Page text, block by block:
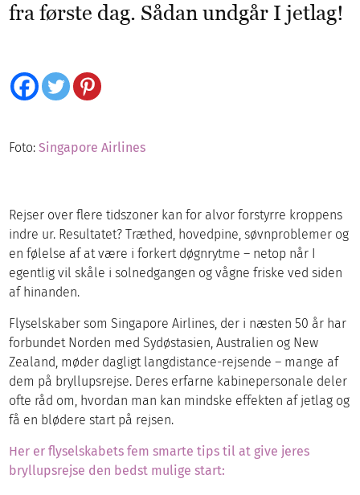
fra første dag. Sådan undgår I jetlag!
Foto:Singapore Airlines
Rejser over flere tidszoner kan for alvor forstyrre kroppens
indre ur. Resultatet? Træthed, hovedpine, søvnproblemer og
en følelse af at være i forkert døgnrytme – netop når I
egentlig vil skåle i solnedgangen og vågne friske ved siden
af hinanden.
Flyselskaber som Singapore Airlines, der i næsten 50 år har
forbundet Norden med Sydøstasien, Australien og New
Zealand, møder dagligt langdistance-rejsende – mange af
dem på bryllupsrejse. Deres erfarne kabinepersonale deler
ofte råd om, hvordan man kan mindske effekten af jetlag og
få en blødere start på rejsen.
Her er flyselskabets fem smarte tips til at give jeres
bryllupsrejse den bedst mulige start: